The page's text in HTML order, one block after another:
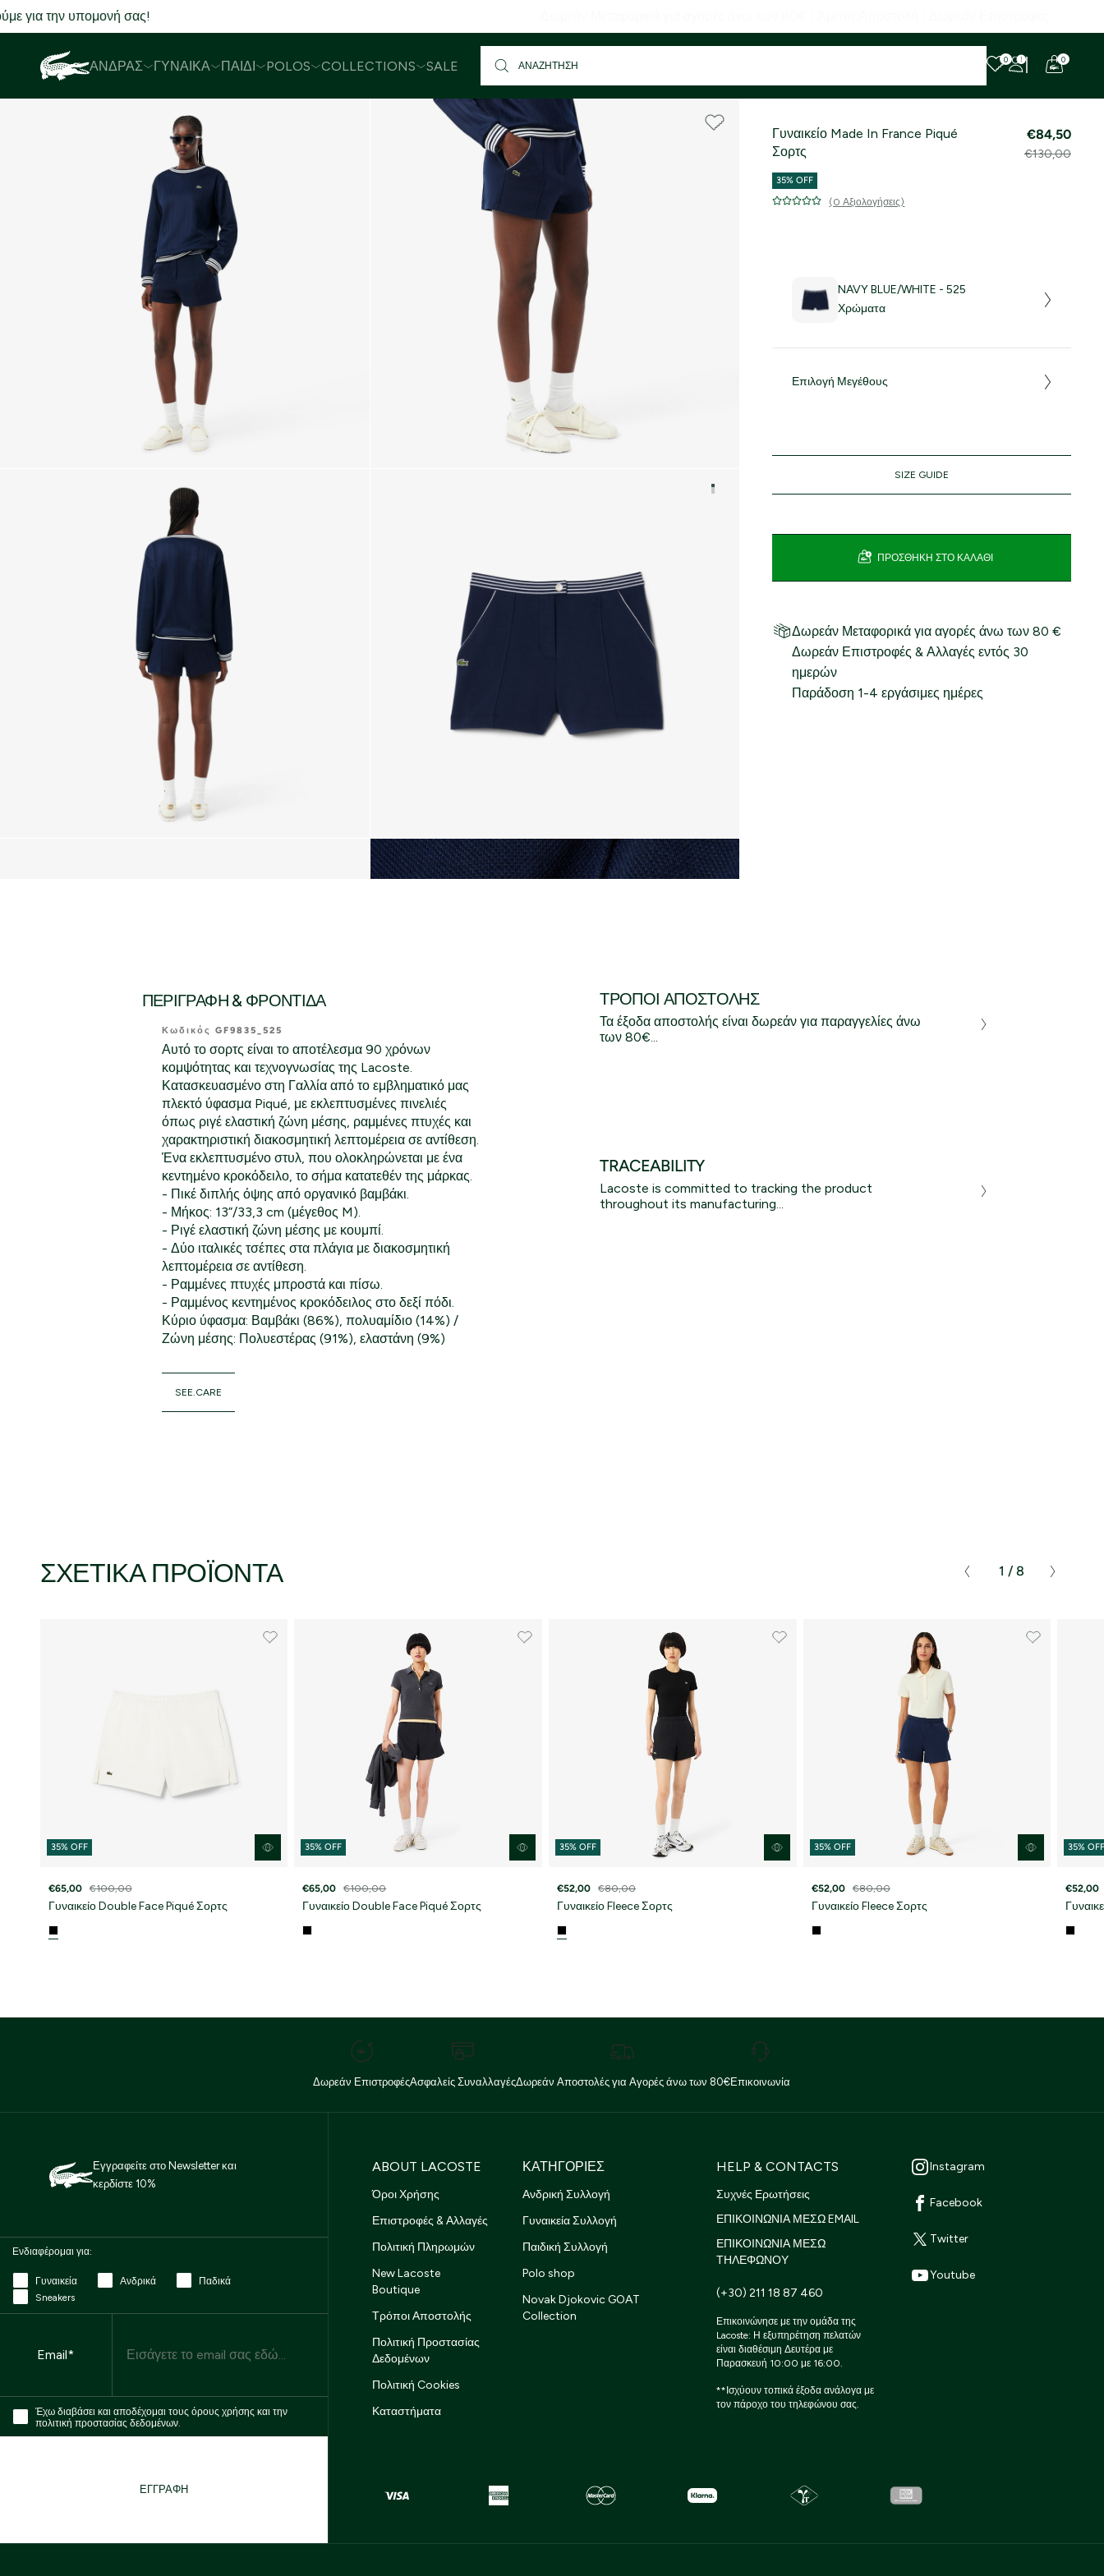
ΆΝΔΡΑΣ ΓΥΝΑΊΚΑ ΠΑΙΔΊ POLOS COLLECTIONS SALE 0 0
Γυναικείο Made In France Piqué
Σορτς
€84,50
€130,00
35% OFF
(0 Αξιολογήσεις)
NAVY BLUE/WHITE - 525
Χρώματα
Επιλογή Μεγέθους
SIZE GUIDE
ΠΡΟΣΘΉΚΗ ΣΤΟ ΚΑΛΆΘΙ
Δωρεάν Μεταφορικά για αγορές άνω των 80 €
Δωρεάν Επιστροφές & Αλλαγές εντός 30
ημερών
Παράδοση 1-4 εργάσιμες ημέρες
ΠΕΡΙΓΡΑΦΉ & ΦΡΟΝΤΊΔΑ
Κωδικός GF9835_525
Αυτό το σορτς είναι το αποτέλεσμα 90 χρόνων
κομψότητας και τεχνογνωσίας της Lacoste.
Κατασκευασμένο στη Γαλλία από το εμβληματικό μας
πλεκτό ύφασμα Piqué, με εκλεπτυσμένες πινελιές
όπως ριγέ ελαστική ζώνη μέσης, ραμμένες πτυχές και
χαρακτηριστική διακοσμητική λεπτομέρεια σε αντίθεση.
Ένα εκλεπτυσμένο στυλ, που ολοκληρώνεται με ένα
κεντημένο κροκόδειλο, το σήμα κατατεθέν της μάρκας.
- Πικέ διπλής όψης από οργανικό βαμβάκι.
- Μήκος: 13”/33,3 cm (μέγεθος M).
- Ριγέ ελαστική ζώνη μέσης με κουμπί.
- Δύο ιταλικές τσέπες στα πλάγια με διακοσμητική
λεπτομέρεια σε αντίθεση.
- Ραμμένες πτυχές μπροστά και πίσω.
- Ραμμένος κεντημένος κροκόδειλος στο δεξί πόδι.
Κύριο ύφασμα: Βαμβάκι (86%), πολυαμίδιο (14%) /
Ζώνη μέσης: Πολυεστέρας (91%), ελαστάνη (9%)
SEE.CARE
ΤΡΌΠΟΙ ΑΠΟΣΤΟΛΉΣ
Τα έξοδα αποστολής είναι δωρεάν για παραγγελίες άνω
των 80€...
TRACEABILITY
Lacoste is committed to tracking the product
throughout its manufacturing...
ΣΧΕΤΙΚΆ ΠΡΟΪΌΝΤΑ
35% OFF
€65,00 €100,00
Γυναικείο Double Face Piqué Σορτς
35% OFF
€65,00 €100,00
Γυναικείο Double Face Piqué Σορτς
35% OFF
€52,00 €80,00
Γυναικείο Fleece Σορτς
35% OFF
€52,00 €80,00
Γυναικείο Fleece Σορτς
35%
€52,00
1 / 8
Δωρεάν ΕπιστροφέςΑσφαλείς ΣυναλλαγέςΔωρεάν Αποστολές για Αγορές άνω των 80€Επικοινωνία
Εγγραφείτε στο Newsletter και
κερδίστε 10%
Ενδιαφέρομαι για:
Γυναικεία Ανδρικά
Παδικά
Sneakers
Email*
Έχω διαβάσει και αποδέχομαι τους όρους χρήσης και την
πολιτική προστασίας δεδομένων.
ΕΓΓΡΑΦΗ
ABOUT LACOSTE
Όροι Χρήσης
Επιστροφές & Αλλαγές
Πολιτική Πληρωμών
New Lacoste
Boutique
Τρόποι Αποστολής
Πολιτική Προστασίας
Δεδομένων
Πολιτική Cookies
Καταστήματα
ΚΑΤΗΓΟΡΙΕΣ
Ανδρική Συλλογή
Γυναικεία Συλλογή
Παιδική Συλλογή
Polo shop
Novak Djokovic GOAT
Collection
HELP & CONTACTS
Συχνές Ερωτήσεις
ΕΠΙΚΟΙΝΩΝΙΑ ΜΕΣΩ EMAIL
ΕΠΙΚΟΙΝΩΝΙΑ ΜΕΣΩ
ΤΗΛΕΦΩΝΟΥ
(+30) 211 18 87 460
Επικοινώνησε με την ομάδα της
Lacoste: Η εξυπηρέτηση πελατών
είναι διαθέσιμη Δευτέρα με
Παρασκευή 10:00 με 16:00.
**Ισχύουν τοπικά έξοδα ανάλογα με
τον πάροχο του τηλεφώνου σας.
Instagram
Facebook
Twitter
Youtube